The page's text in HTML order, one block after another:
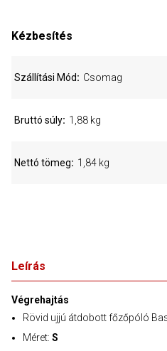
Leírás
Végrehajtás
Rövid ujjú átdobott főzőpóló
Méret: S
Kézbesítés
Szállítási Mód Csomag
Bruttó súly 1,88 kg
Nettó tömeg 1,84 kg